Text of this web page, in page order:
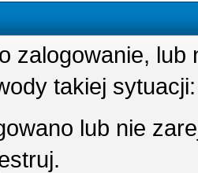
zalogowanie,
takiej sytuacji:
lub nie